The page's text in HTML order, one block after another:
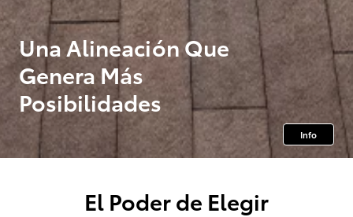
Una Alineación Que
Genera Más
Posibilidades
Info
El Poder de Elegir